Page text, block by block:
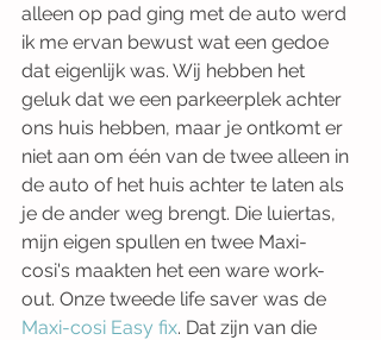
alleen op pad ging met de auto werd
ik me ervan bewust wat een gedoe
dat eigenlijk was. Wij hebben het
geluk dat we een parkeerplek achter
ons huis hebben, maar je ontkomt er
niet aan om één van de twee alleen in
de auto of het huis achter te laten als
je de ander weg brengt. Die luiertas,
mijn eigen spullen en twee Maxi-
cosi's maakten het een ware work-
out. Onze tweede life saver was de
Maxi-cosi Easy fix. Dat zijn van die